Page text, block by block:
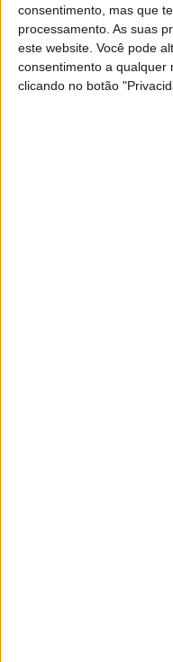
consentimento, mas que
processamento. As suas
este website. Você pode
consentimento a qualquer
clicando no botão
PENSAR
Viagem a
Leite